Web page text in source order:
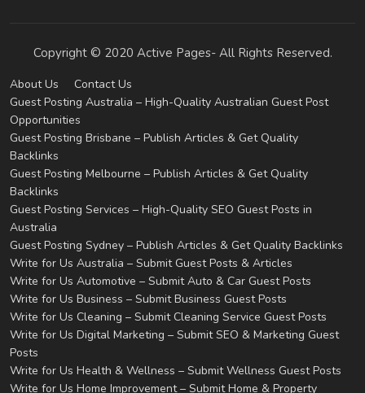
Copyright © 2020 Active Pages- All Rights Reserved.
About Us
Contact Us
Guest Posting Australia – High-Quality Australian Guest Post
Opportunities
Guest Posting Brisbane – Publish Articles & Get Quality
Backlinks
Guest Posting Melbourne – Publish Articles & Get Quality
Backlinks
Guest Posting Services – High-Quality SEO Guest Posts in
Australia
Guest Posting Sydney – Publish Articles & Get Quality Backlinks
Write for Us Australia – Submit Guest Posts & Articles
Write for Us Automotive – Submit Auto & Car Guest Posts
Write for Us Business – Submit Business Guest Posts
Write for Us Cleaning – Submit Cleaning Service Guest Posts
Write for Us Digital Marketing – Submit SEO & Marketing Guest
Posts
Write for Us Health & Wellness – Submit Wellness Guest Posts
Write for Us Home Improvement – Submit Home & Property